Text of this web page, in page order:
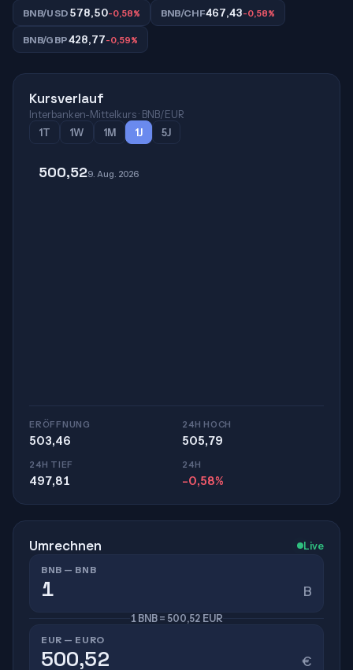
BNB/USD 578,50-0,58% BNB/CHF467,43-0,58%
BNB/GBP428,77-0,59%
Kursverlauf
Interbanken-Mittelkurs · BNB/EUR
1T
1W 1M 1J 5J
500,529. Aug. 2026
ERÖFFNUNG
503,46
24H HOCH
505,79
24H TIEF
497,81
24H
-0,58%
Umrechnen Live
BNB — BNB
B
1 BNB = 500,52 EUR
EUR — EURO
€